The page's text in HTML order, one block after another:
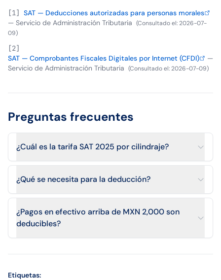
[1 ] SAT — Deducciones autorizadas para personas morales
— Servicio de Administración Tributaria (Consultado el:2026-07-
09)
[2]
SAT — Comprobantes Fiscales Digitales por Internet (CFDI)
—
Servicio de Administración Tributaria (Consultado el:2026-07-09)
Preguntas frecuentes
¿Cuál es la tarifa SAT 2025 por cilindraje?
¿Qué se necesita para la deducción?
¿Pagos en efectivo arriba de MXN 2,000 son
deducibles?
Etiquetas: